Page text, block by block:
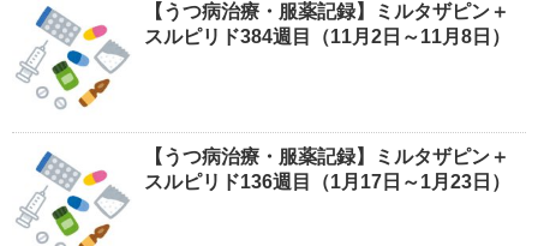
【うつ病治療・服薬記録】ミルタザピン＋
スルピリド384週目（11月2日～11月8日）
【うつ病治療・服薬記録】ミルタザピン＋
スルピリド136週目（1月17日～1月23日）